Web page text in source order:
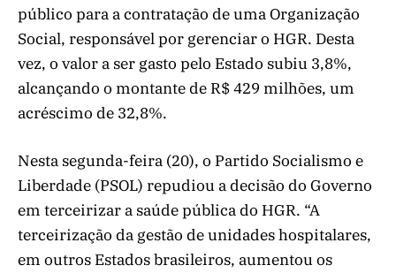
público para a contratação de uma Organização
Social, responsável por gerenciar o HGR. Desta
vez, o valor a ser gasto pelo Estado subiu 3,8%,
alcançando o montante de R$ 429 milhões, um
acréscimo de 32,8%.
Nesta segunda-feira (20), o Partido Socialismo e
Liberdade (PSOL) repudiou a decisão do Governo
em terceirizar a saúde pública do HGR. “A
terceirização da gestão de unidades hospitalares,
em outros Estados brasileiros, aumentou os